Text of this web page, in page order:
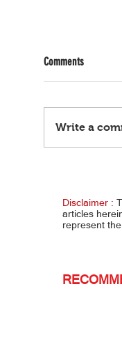
Comments
Write a
Disclaimer :
articles
represent